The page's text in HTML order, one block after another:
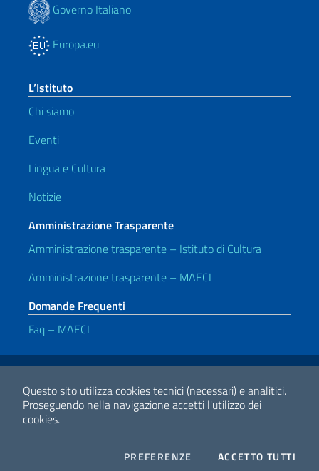
Questo sito utilizza cookies tecnici (necessari) e analitici.
Proseguendo nella navigazione accetti l'utilizzo dei
cookies.
PREFERENZE COOKIESACCETTO TUTTI
Governo Italiano
Europa.eu
L’Istituto
Chi siamo
Eventi
Lingua e Cultura
Notizie
Amministrazione Trasparente
Amministrazione trasparente – Istituto di Cultura
Amministrazione trasparente – MAECI
Domande Frequenti
Faq – MAECI
Link Utili